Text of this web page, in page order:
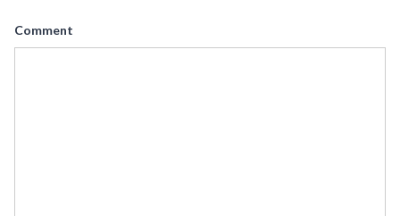
Comment